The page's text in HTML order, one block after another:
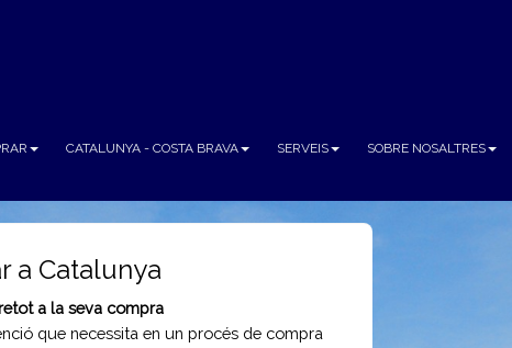
CATALUNYA - COSTA BRAVA SERVEIS
SOBRE NOSALTRES
a Catalunya
a la seva compra
óque necessita en un procés de compra